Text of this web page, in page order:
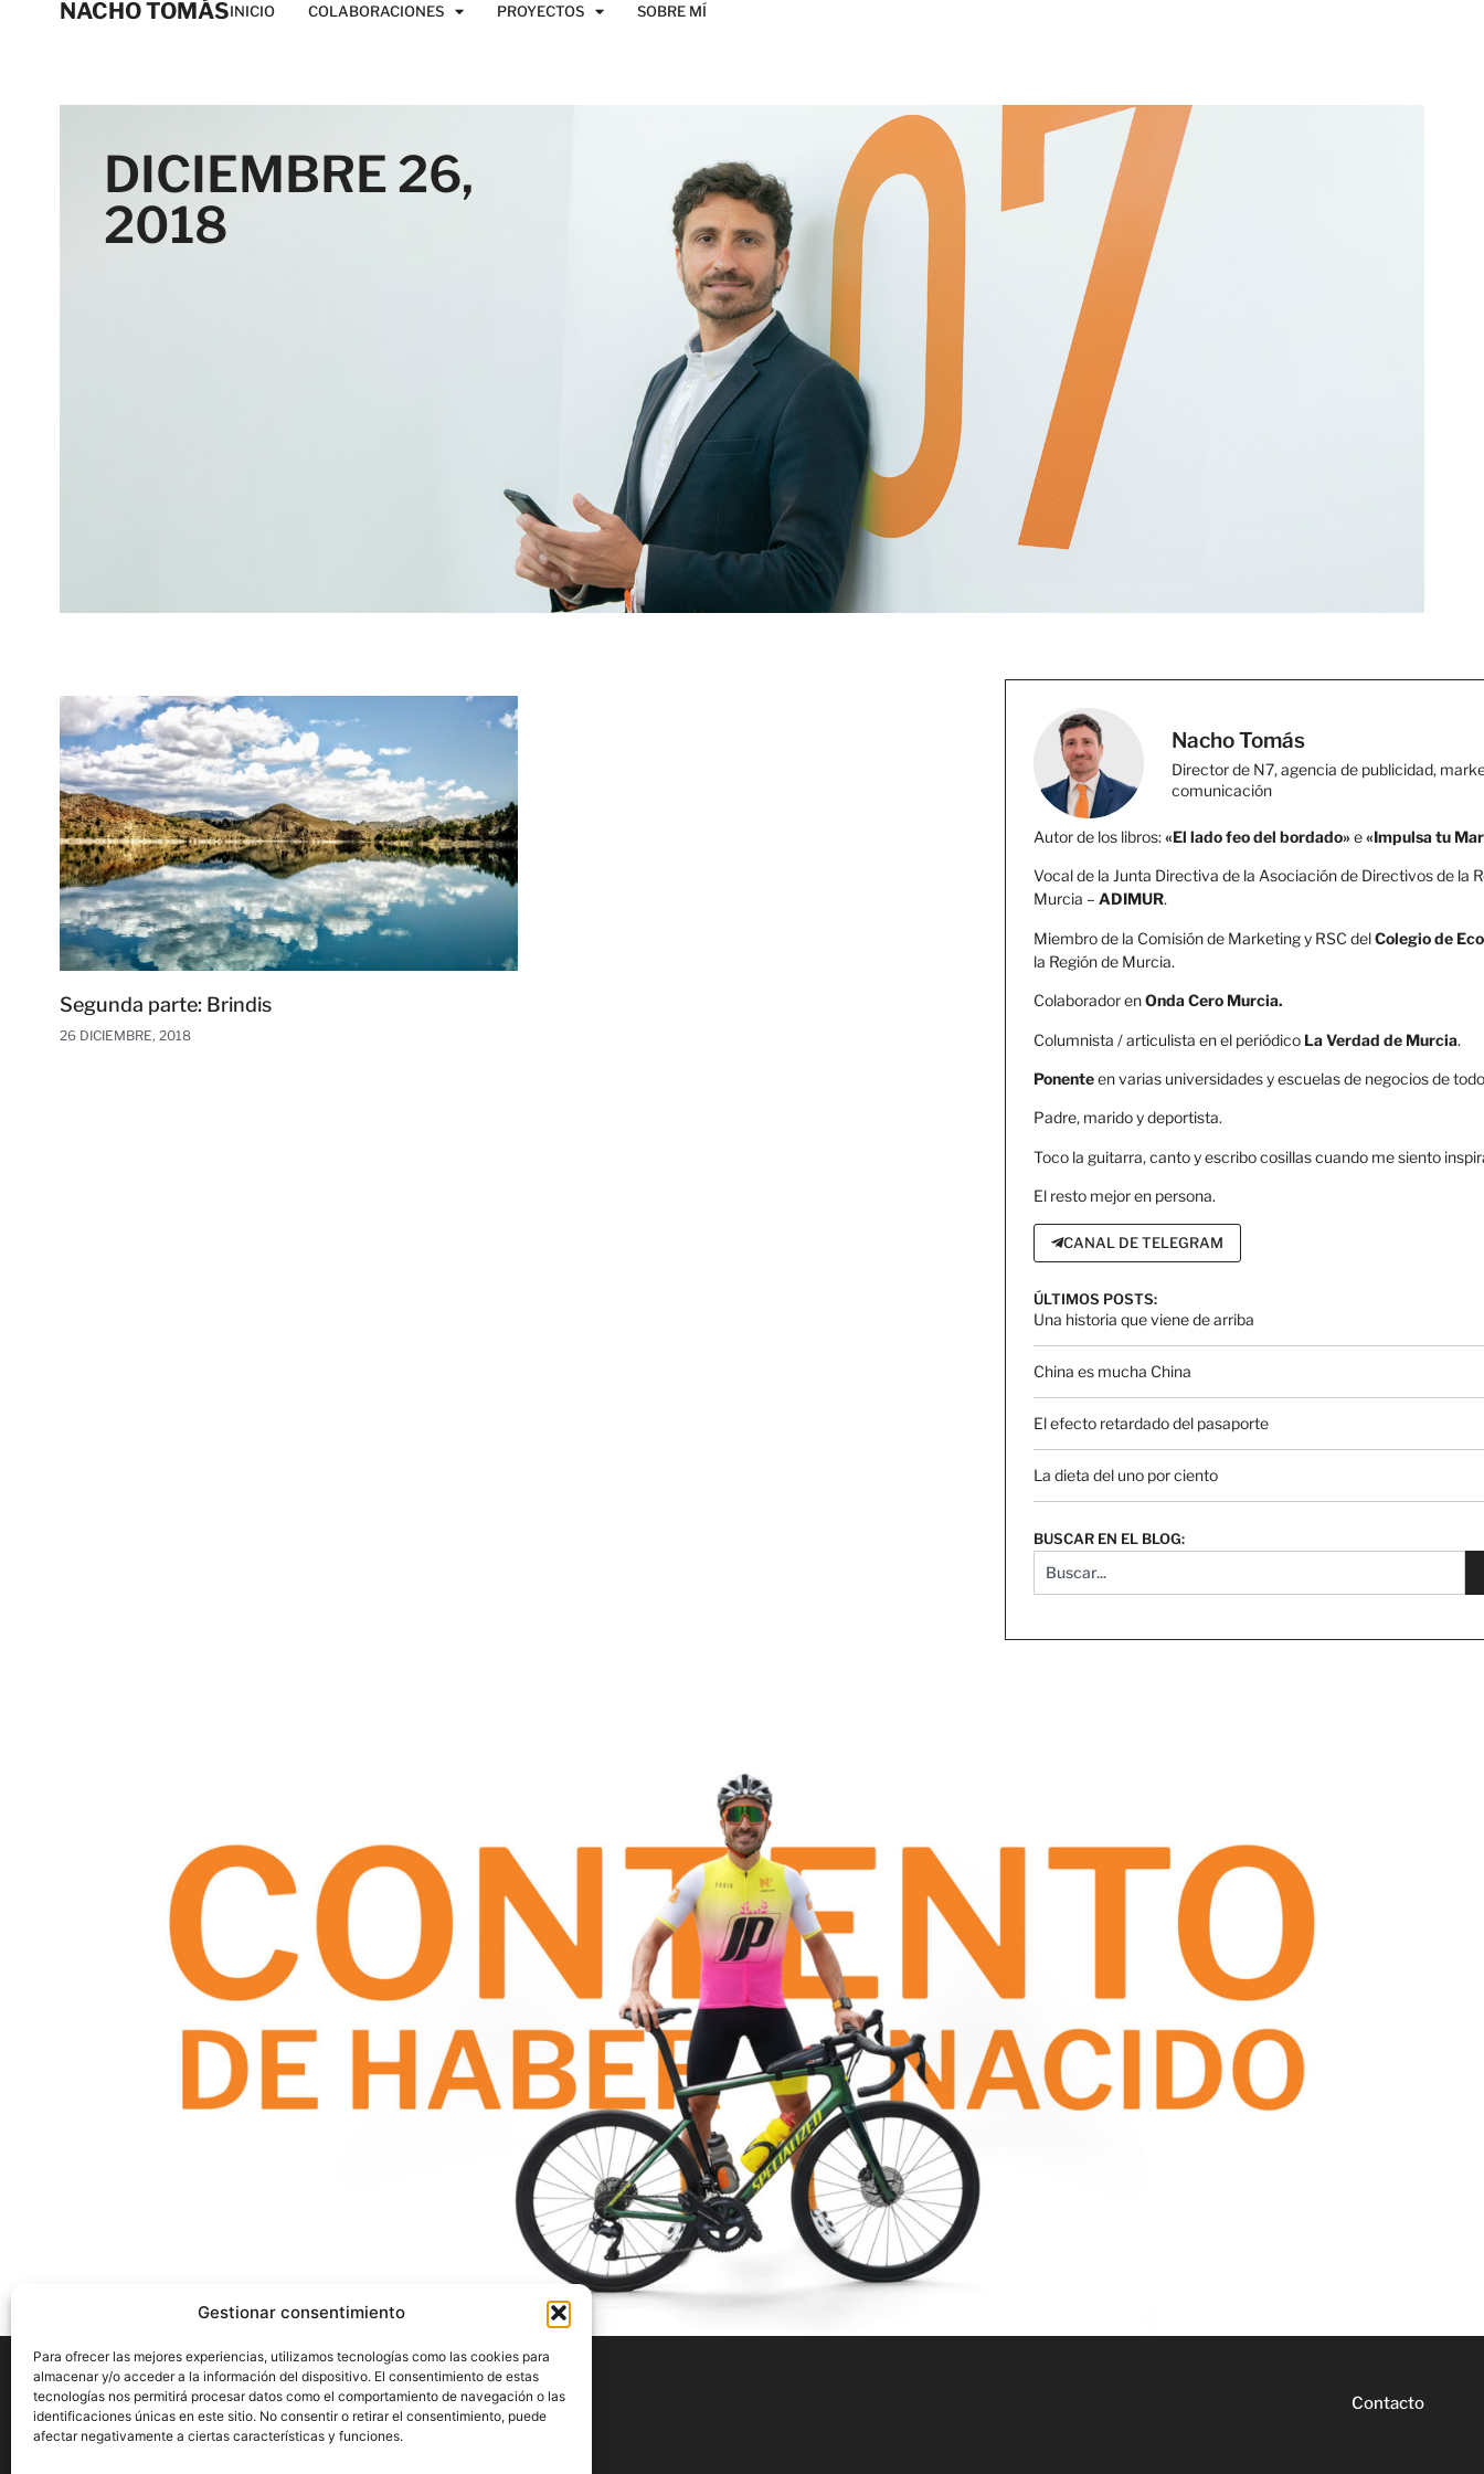
Gestionar consentimiento
Para ofrecer las mejores experiencias, utilizamos tecnologías como las cookies para
almacenar y/o acceder a la información del dispositivo. El consentimiento de estas
tecnologías nos permitirá procesar datos como el comportamiento de navegación o las
identificaciones únicas en este sitio. No consentir o retirar el consentimiento, puede
afectar negativamente a ciertas características y funciones.
NACHO TOMÁSINICIO COLABORACIONES PROYECTOS SOBRE MÍ
DICIEMBRE 26,
2018
Segunda parte: Brindis
26 DICIEMBRE, 2018
Nacho Tomás
Director de N7, agencia de publicidad,
comunicación
Autor de los libros:«El lado feo del bordado» e«Impulsa tu
Vocal de la Junta Directiva de la Asociación de Directivos de la
Murcia – ADIMUR.
Miembro de la Comisión de Marketing y RSC delColegio de
la Región de Murcia.
Colaborador enOnda Cero Murcia.
Columnista / articulista en el periódico La Verdad de Murcia.
Ponenteen varias universidades y escuelas de negocios de
Padre, marido y deportista.
Toco la guitarra, canto y escribo cosillas cuando me siento
El resto mejor en persona.
CANAL DE TELEGRAM
ÚLTIMOS POSTS:
Una historia que viene de arriba
China es mucha China
El efecto retardado del pasaporte
La dieta del uno por ciento
BUSCAR EN EL BLOG:
Aviso Legal Privacidad Cookies
Contacto